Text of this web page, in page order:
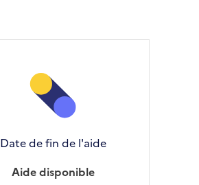
Date de fin de l'aide
Aide disponible